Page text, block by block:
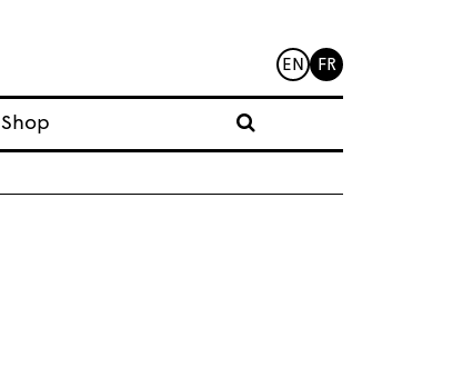
EN FR
Shop